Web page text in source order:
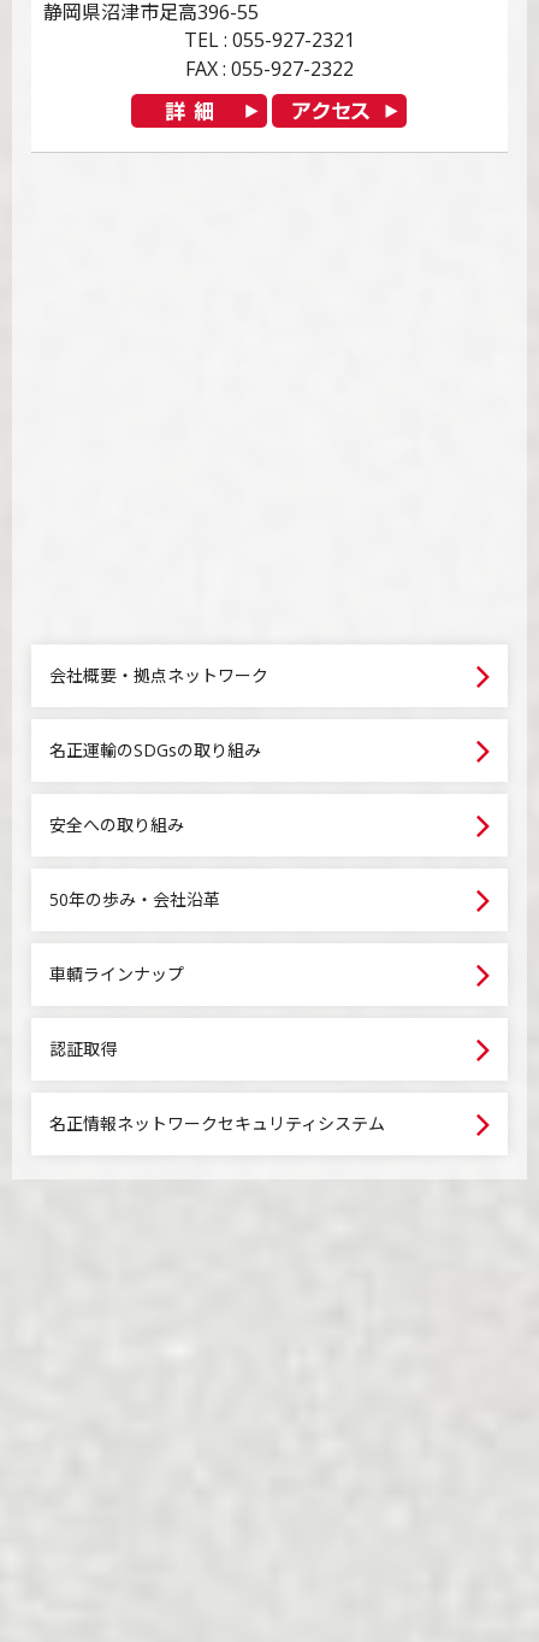
静岡県沼津市足高396-55
TEL : 055-927-2321
FAX : 055-927-2322
会社概要・拠点ネットワーク
名正運輸のSDGsの取り組み
安全への取り組み
50年の歩み・会社沿革
車輌ラインナップ
認証取得
名正情報ネットワークセキュリティシステム